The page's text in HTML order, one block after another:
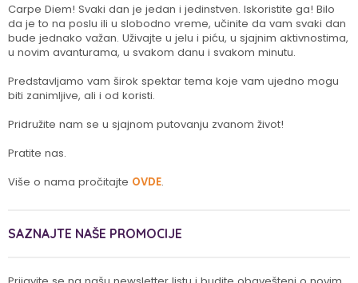
Carpe Diem! Svaki dan je jedan i jedinstven. Iskoristite ga! Bilo
da je to na poslu ili u slobodno vreme, učinite da vam svaki dan
bude jednako važan. Uživajte u jelu i piću, u sjajnim aktivnostima,
u novim avanturama, u svakom danu i svakom minutu.
Predstavljamo vam širok spektar tema koje vam ujedno mogu
biti zanimljive, ali i od koristi.
Pridružite nam se u sjajnom putovanju zvanom život!
Pratite nas.
Više o nama pročitajte OVDE.
SAZNAJTE NAŠE PROMOCIJE